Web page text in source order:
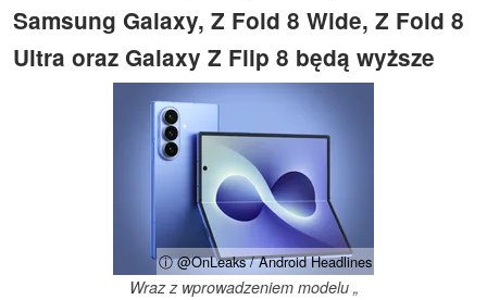
Samsung Galaxy, Z Fold 8 Wide, Z Fold 8
Ultra oraz Galaxy Z Flip 8 będą wyższe
ⓘ @OnLeaks / Android Headlines
Wraz z wprowadzeniem modelu „